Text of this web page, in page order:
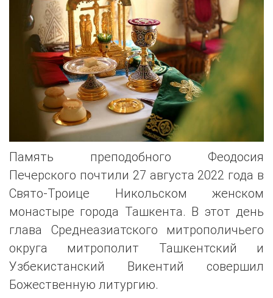
Память преподобного Феодосия
Печерского почтили 27 августа 2022 года в
Свято-Троице Никольском женском
монастыре города Ташкента. В этот день
глава Среднеазиатского митрополичьего
округа митрополит Ташкентский и
Узбекистанский Викентий совершил
Божественную литургию.